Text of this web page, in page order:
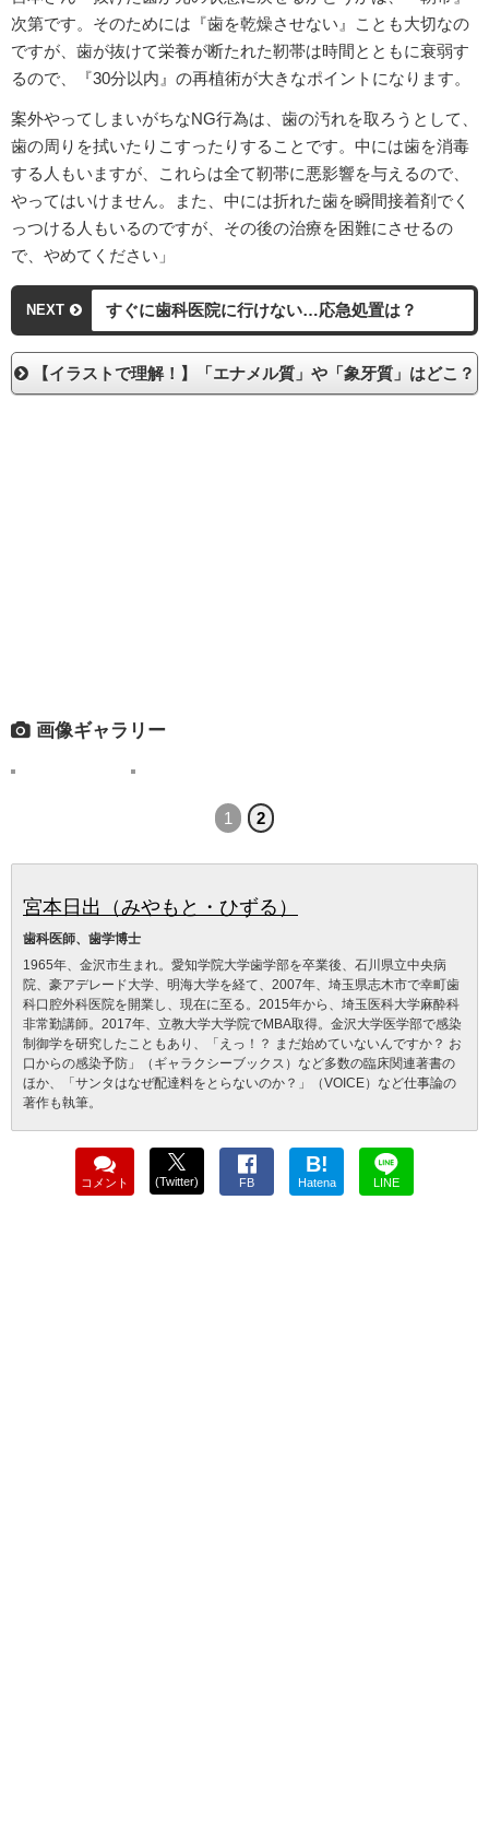
次第です。そのためには『歯を乾燥させない』ことも大切なの
ですが、歯が抜けて栄養が断たれた靭帯は時間とともに衰弱す
るので、『30分以内』の再植術が大きなポイントになります。
案外やってしまいがちなNG行為は、歯の汚れを取ろうとして、
歯の周りを拭いたりこすったりすることです。中には歯を消毒
する人もいますが、これらは全て靭帯に悪影響を与えるので、
やってはいけません。また、中には折れた歯を瞬間接着剤でく
っつける人もいるのですが、その後の治療を困難にさせるの
で、やめてください」
NEXT すぐに歯科医院に行けない…応急処置は？
【イラストで理解！】「エナメル質」や「象牙質」はどこ？
画像ギャラリー
1 2
宮本日出（みやもと・ひずる）
歯科医師、歯学博士
1965年、金沢市生まれ。愛知学院大学歯学部を卒業後、石川県立中央病
院、豪アデレード大学、明海大学を経て、2007年、埼玉県志木市で幸町歯
科口腔外科医院を開業し、現在に至る。2015年から、埼玉医科大学麻酔科
非常勤講師。2017年、立教大学大学院でMBA取得。金沢大学医学部で感染
制御学を研究したこともあり、「えっ！？ まだ始めていないんですか？ お
口からの感染予防」（ギャラクシーブックス）など多数の臨床関連著書の
ほか、「サンタはなぜ配達料をとらないのか？」（VOICE）など仕事論の
著作も執筆。
コメント (Twitter) FB
B!
Hatena LINE